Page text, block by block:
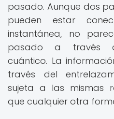
pasado. Aunque dos
pueden estar
instantánea, no
pasado a través
cuántico. La
través del
sujeta a las mismas
que cualquier otra